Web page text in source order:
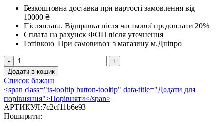
Безкоштовна доставка при вартості замовлення від
10000 ₴
Післяплата. Відправка після часткової предоплати 20%
Сплата на рахунок ФОП після уточнення
Готівкою. При самовивозі з магазину м.Дніпро
Камінна
топка
Invicta
700
Selenic
із
шибером
кількість
Додати в кошик
Список бажань
<span class="ts-tooltip button-tooltip" data-title="Додати для
порівняння">Порівняти</span>
АРТИКУЛ:7c2cf11b6e93
Поширити: